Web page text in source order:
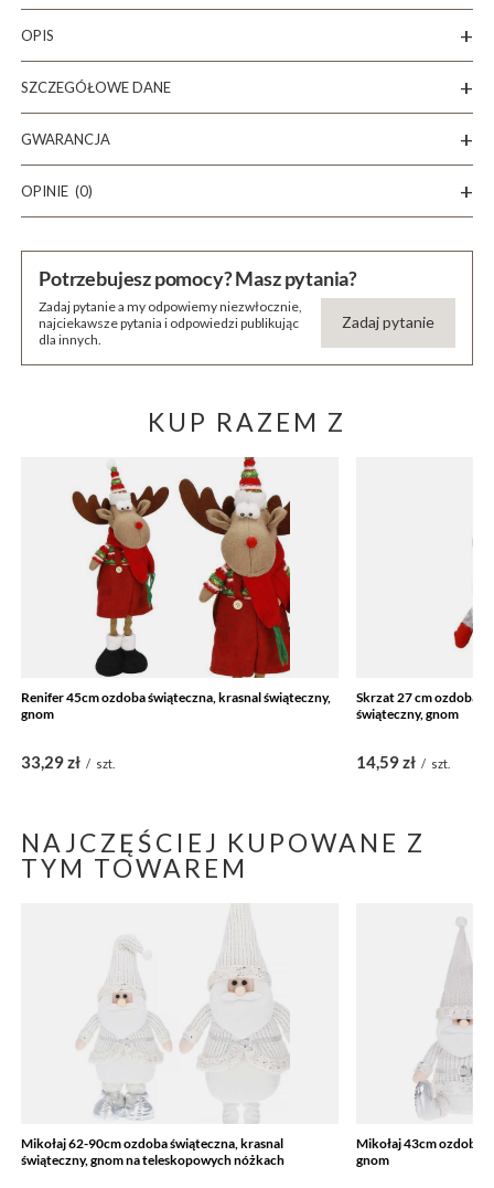
OPIS
SZCZEGÓŁOWE DANE
GWARANCJA
OPINIE (0)
Potrzebujesz pomocy? Masz pytania?
Zadaj pytanie a my odpowiemy niezwłocznie,
najciekawsze pytania i odpowiedzi publikując
dla innych.
Zadaj pytanie
KUP RAZEM Z
Renifer 45cm ozdoba świąteczna, krasnal świąteczny,
gnom
33,29 zł / szt.
Skrzat 27 cm ozdoba
świąteczny, gnom
14,59 zł / szt.
NAJCZĘŚCIEJ KUPOWANE Z
TYM TOWAREM
Mikołaj 62-90cm ozdoba świąteczna, krasnal
świąteczny, gnom na teleskopowych nóżkach
Mikołaj 43cm ozdoba
gnom